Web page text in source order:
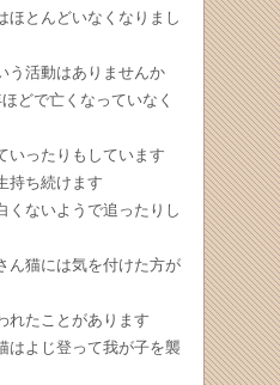
ほとんどいなくなりまし
う活動はありませんか
どで亡くなっていなく
いったりもしています
持ち続けます
くないようで追ったりし
ん猫には気を付けた方が
れたことがあります
はよじ登って我が子を襲